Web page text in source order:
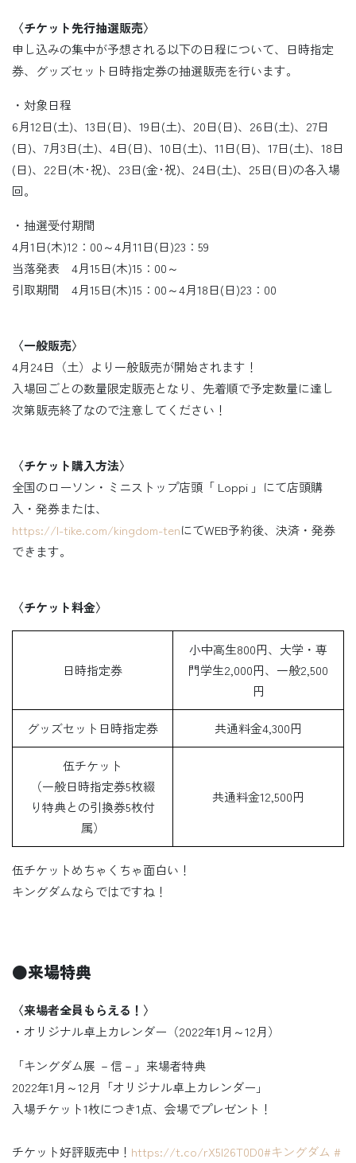
〈チケット先行抽選販売〉
申し込みの集中が予想される以下の日程について、日時指定
券、グッズセット日時指定券の抽選販売を行います。
・対象日程
6月12日(土)、13日(日)、19日(土)、20日(日)、26日(土)、27日
(日)、7月3日(土)、4日(日)、10日(土)、11日(日)、17日(土)、18日
(日)、22日(木･祝)、23日(金･祝)、24日(土)、25日(日)の各入場
回。
・抽選受付期間
4月1日(木)12：00～4月11日(日)23：59
当落発表 4月15日(木)15：00～
引取期間 4月15日(木)15：00～4月18日(日)23：00
〈一般販売〉
4月24日（土）より一般販売が開始されます！
入場回ごとの数量限定販売となり、先着順で予定数量に達し
次第販売終了なので注意してください！
〈チケット購入方法〉
全国のローソン・ミニストップ店頭「 Loppi 」にて店頭購
入・発券または、
https://l-tike.com/kingdom-tenにてWEB予約後、決済・発券
できます。
〈チケット料金〉
日時指定券
小中高生800円、大学・専
門学生2,000円、一般2,500
円
グッズセット日時指定券 共通料金4,300円
伍チケット
（一般日時指定券5枚綴
り特典との引換券5枚付
属）
共通料金12,500円
伍チケットめちゃくちゃ面白い！
キングダムならではですね！
●来場特典
〈来場者全員もらえる！〉
・オリジナル卓上カレンダー（2022年1月～12月）
「キングダム展 －信－」来場者特典
2022年1月～12月「オリジナル卓上カレンダー」
入場チケット1枚につき1点、会場でプレゼント！
チケット好評販売中！ https://t.co/rX5l26T0D0#キングダム #